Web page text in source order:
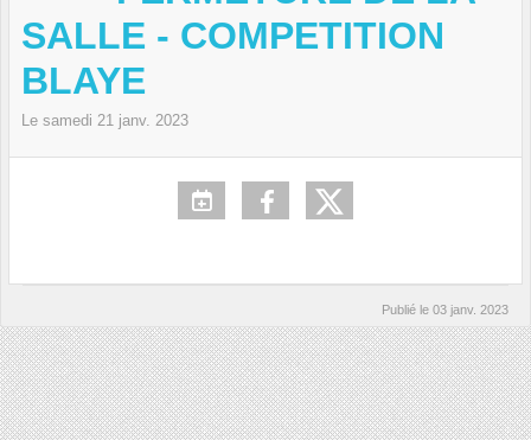
SALLE - COMPETITION
BLAYE
Le samedi 21 janv. 2023
Publié le 03 janv. 2023